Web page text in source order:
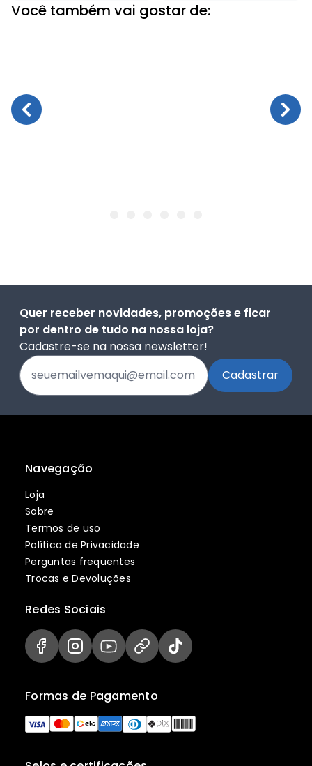
Você também vai gostar de:
Quer receber novidades, promoções e ficar
por dentro de tudo na nossa loja?
Cadastre-se na nossa newsletter!
Navegação
Loja
Sobre
Termos de uso
Política de Privacidade
Perguntas frequentes
Trocas e Devoluções
Formas de Pagamento
Redes Sociais